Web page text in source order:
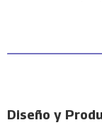
Diseño y